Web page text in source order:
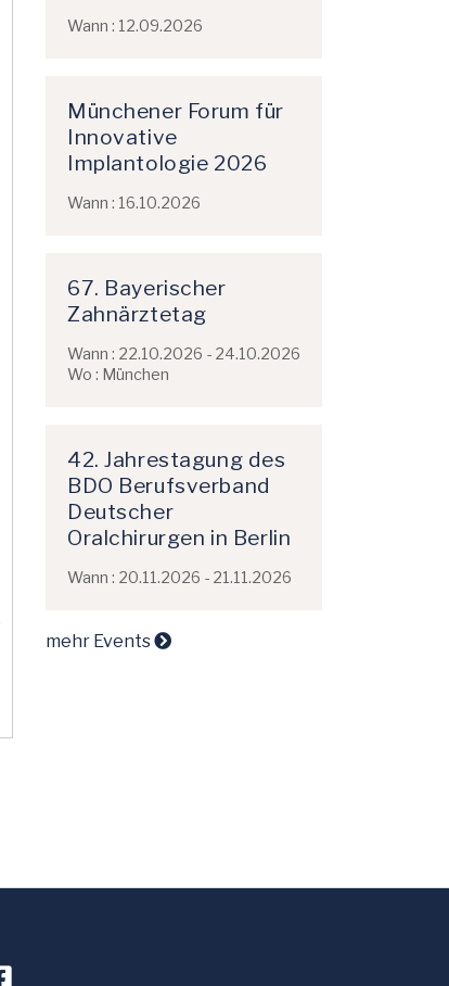
Wann : 12.09.2026
Münchener Forum für
Innovative
Implantologie 2026
Wann : 16.10.2026
67. Bayerischer
Zahnärztetag
Wann : 22.10.2026 - 24.10.2026
Wo : München
42. Jahrestagung des
BDO Berufsverband
Deutscher
Oralchirurgen in Berlin
Wann : 20.11.2026 - 21.11.2026
mehr Events